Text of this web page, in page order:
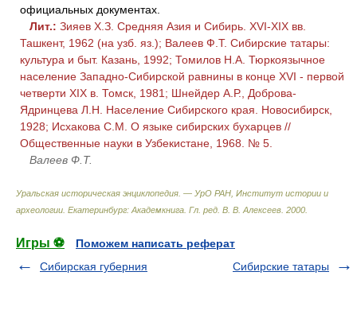
официальных документах.
Лит.: Зияев Х.З. Средняя Азия и Сибирь. XVI-XIX вв.
Ташкент, 1962 (на узб. яз.); Валеев Ф.Т. Сибирские татары:
культура и быт. Казань, 1992; Томилов Н.А. Тюркоязычное
население Западно-Сибирской равнины в конце XVI - первой
четверти XIX в. Томск, 1981; Шнейдер А.Р., Доброва-
Ядринцева Л.Н. Население Сибирского края. Новосибирск,
1928; Исхакова С.М. О языке сибирских бухарцев //
Общественные науки в Узбекистане, 1968. № 5.
Валеев Ф.Т.
Уральская историческая энциклопедия. — УрО РАН, Институт истории и
археологии. Екатеринбург: Академкнига Гл. ред. В. В. Алексеев 2000
Игры ⚽
Поможем написать реферат
Сибирская губерния
Сибирские татары